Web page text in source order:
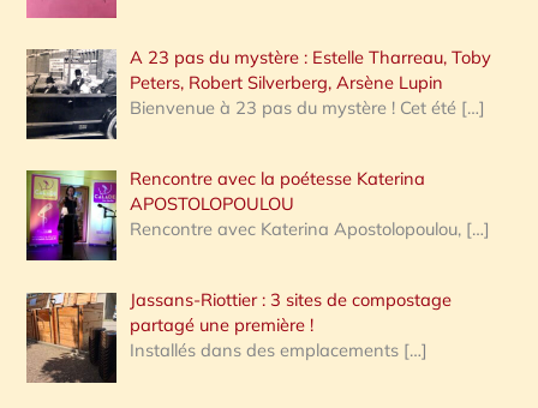
A 23 pas du mystère : Estelle Tharreau, Toby
Peters, Robert Silverberg, Arsène Lupin
Bienvenue à 23 pas du mystère ! Cet été […]
Rencontre avec la poétesse Katerina
APOSTOLOPOULOU
Rencontre avec Katerina Apostolopoulou, […]
Jassans-Riottier : 3 sites de compostage
partagé une première !
Installés dans des emplacements […]